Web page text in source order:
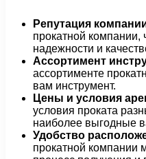
Репутация
прокатной компании,
надежности и
Ассортимент
ассортименте
вам инструмент.
Цены и условия
условия проката
наиболее выгодные
Удобство
прокатной компании